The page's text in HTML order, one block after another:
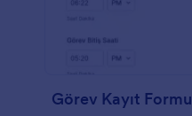
Görev Kayıt Formu